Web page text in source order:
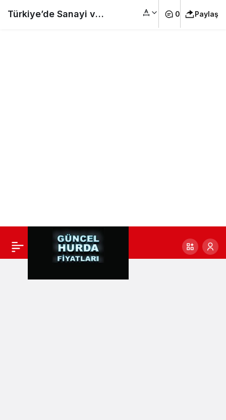
Türkiye’de Sanayi ve 0 Paylaş